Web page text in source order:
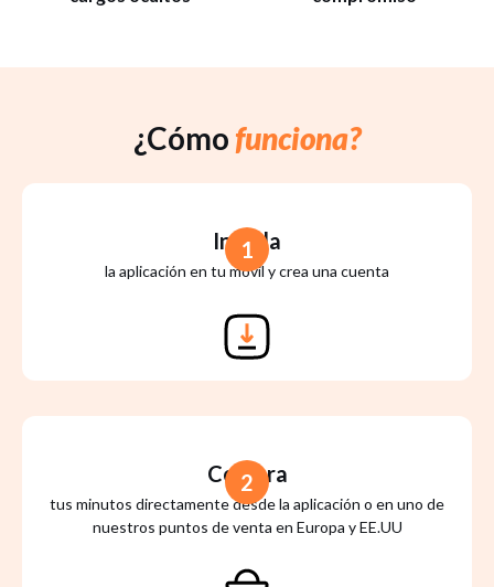
¿Cómo funciona?
Instala
la aplicación en tu móvil y crea una cuenta
1
Compra
tus minutos directamente desde la aplicación o en uno de
nuestros puntos de venta en Europa y EE.UU
2